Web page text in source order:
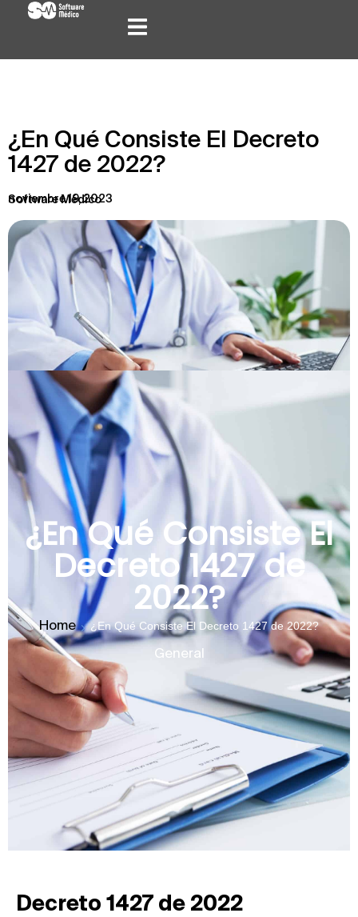
¿En Qué Consiste El Decreto
1427 de 2022?
noviembre 19, 2023
Software Médico
¿En Qué Consiste El
Decreto 1427 de
2022?
Home ¿En Qué Consiste El Decreto 1427 de 2022?
General
Decreto 1427 de 2022